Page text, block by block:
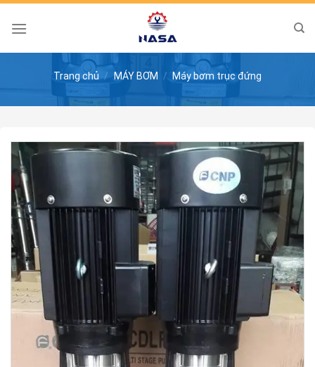
Skip
Trang chủ / MÁY BƠM / Máy bơm trục đứng